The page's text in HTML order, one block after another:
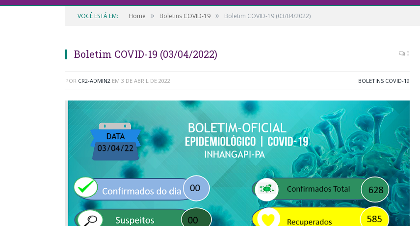
VOCÊ ESTÁ EM: Home » Boletins COVID-19 » Boletim COVID-19 (03/04/2022)
Boletim COVID-19 (03/04/2022) 0
POR CR2-ADMIN2 EM 3 DE ABRIL DE 2022 BOLETINS COVID-19